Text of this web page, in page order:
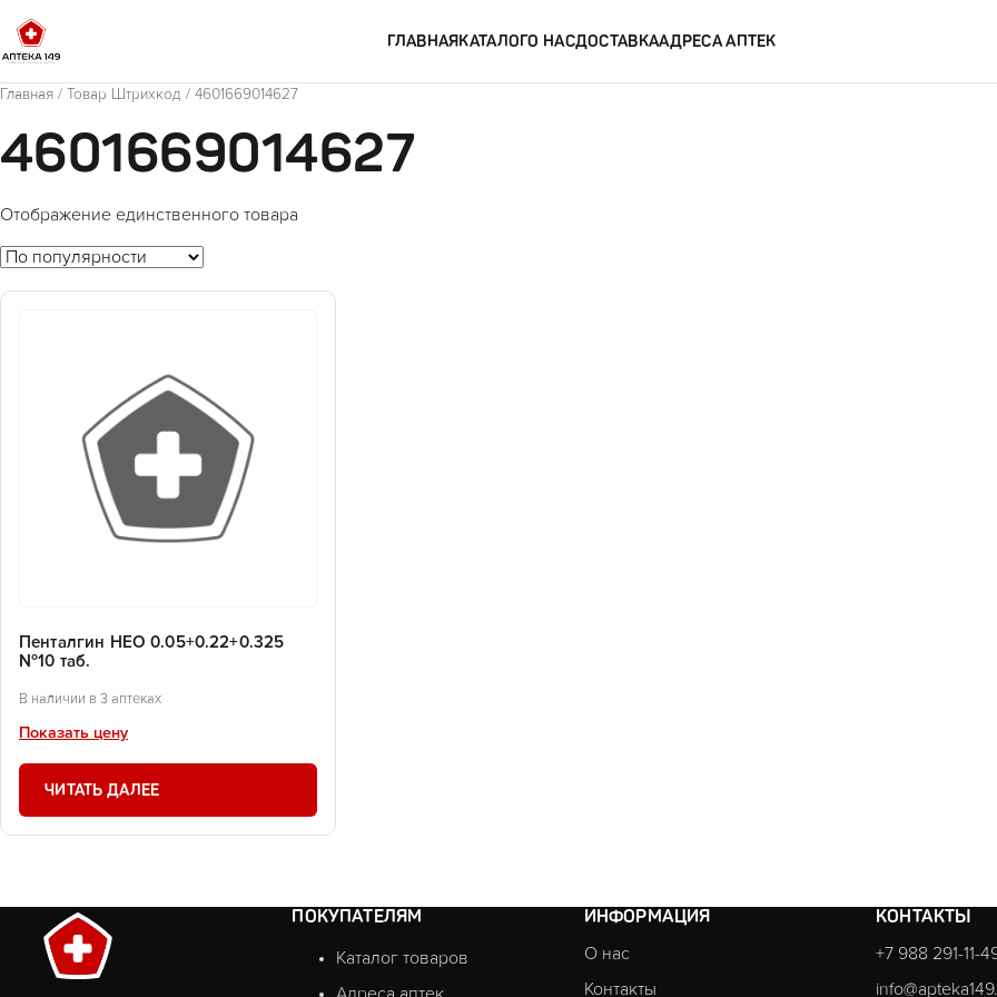
ГЛАВНАЯКАТАЛОГО НАСДОСТАВКААДРЕСА АПТЕК
Главная / Товар Штрихкод / 4601669014627
4601669014627
Отображение единственного товара
Пенталгин НЕО 0.05+0.22+0.325
№10 таб.
В наличии в 3 аптеках
Показать цену
ЧИТАТЬ ДАЛЕЕ
ПОКУПАТЕЛЯМ
Каталог товаров
Адреса аптек
ИНФОРМАЦИЯ
О нас
Контакты
КОНТАКТЫ
+7 988 291-11-